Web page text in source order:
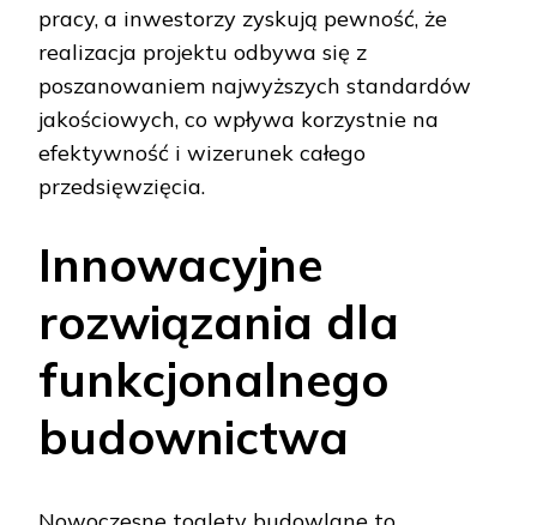
pracy, a inwestorzy zyskują pewność, że
realizacja projektu odbywa się z
poszanowaniem najwyższych standardów
jakościowych, co wpływa korzystnie na
efektywność i wizerunek całego
przedsięwzięcia.
Innowacyjne
rozwiązania dla
funkcjonalnego
budownictwa